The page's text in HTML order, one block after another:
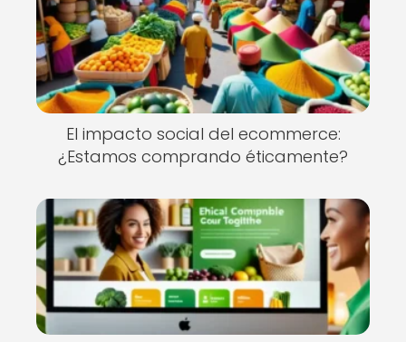
El impacto social del ecommerce:
¿Estamos comprando éticamente?